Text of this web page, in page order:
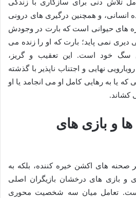
تلاش دنی برای سازگاری با زندگی
انسانی، و همچنین درگیری های درونی
های حیوانی است که بارت در وجودش
نمی پاید؛ بارت که او را زنده می
سگ خود است. این تعقیب و گریز،
نهایی و اجتناب ناپذیر با گذشته
که یا به رهایی کامل او می انجامد یا او
کشاند.
و بازی های
صحنه های اکشن خیره کننده، بلکه به
بازی های درخشان بازیگران اصلی
است. تعامل میان سه شخصیت محوری